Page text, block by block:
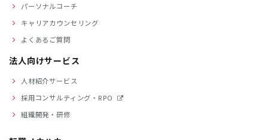
パーソナルコーチ
キャリアカウンセリング
よくあるご質問
法人向けサービス
人材紹介サービス
採用コンサルティング・RPO
組織開発・研修